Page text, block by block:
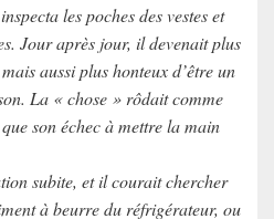
les poches des vestes et
Jour après jour, il devenait plus
aussi plus honteux d’être un
La « chose » rôdait comme
son échec à mettre la main
subite, et il courait chercher
à beurre du réfrigérateur, ou